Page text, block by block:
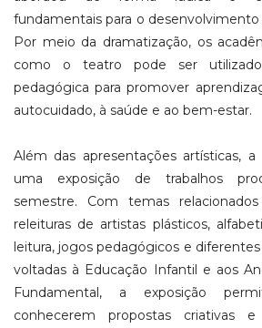
fundamentais para o desenvolvimento
Por meio da dramatização, os
como o teatro pode ser
pedagógica para promover
autocuidado, à saúde e ao bem-estar.
Além das apresentações artísticas,
uma exposição de trabalhos
semestre. Com temas
releituras de artistas plásticos,
leitura, jogos pedagógicos e
voltadas à Educação Infantil e aos
Fundamental, a exposição
conhecerem propostas criativas